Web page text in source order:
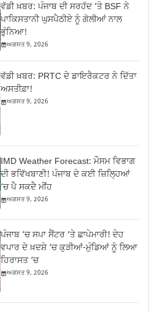
ਵੱਡੀ ਖ਼ਬਰ: ਪੰਜਾਬ ਦੀ ਸਰਹੱਦ ‘ਤੇ BSF ਨੇ
ਪਾਕਿਸਤਾਨੀ ਘੁਸਪੈਠੀਏ ਨੂੰ ਗੋਲੀਆਂ ਨਾਲ
ਭੁੰਨਿਆ!
ਅਗਸਤ 9, 2026
ਵੱਡੀ ਖ਼ਬਰ: PRTC ਦੇ ਡਾਇਰੈਕਟਰ ਨੇ ਦਿੱਤਾ
ਅਸਤੀਫ਼ਾ!
ਅਗਸਤ 9, 2026
IMD Weather Forecast: ਮੌਸਮ ਵਿਭਾਗ
ਦੀ ਭਵਿੱਖਬਾਣੀ! ਪੰਜਾਬ ਦੇ ਕਈ ਜ਼ਿਲ੍ਹਿਆਂ
‘ਚ ਪੈ ਸਕਦੈ ਮੀਂਹ
ਅਗਸਤ 9, 2026
ਪੰਜਾਬ ‘ਚ ਸਪਾ ਸੈਂਟਰ ‘ਤੇ ਛਾਪੇਮਾਰੀ! ਦੇਹ
ਵਪਾਰ ਦੇ ਖ਼ਦਸ਼ੇ ‘ਚ ਕੁੜੀਆਂ-ਮੁੰਡਿਆਂ ਨੂੰ ਲਿਆ
ਹਿਰਾਸਤ ‘ਚ
ਅਗਸਤ 9, 2026